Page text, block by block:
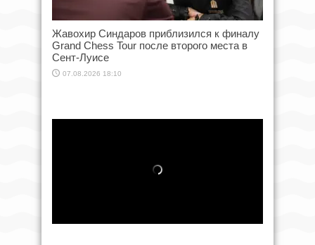
Жавохир Синдаров приблизился к финалу
Grand Chess Tour после второго места в
Сент-Луисе
07.08.2026 18:10